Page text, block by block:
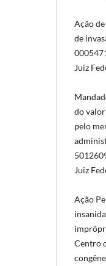
Ação
de
Juiz
do valor
pelo
Juiz
Ação
Centro